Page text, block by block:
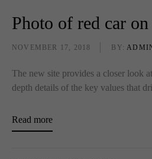
Photo of red car
NOVEMBER 17, 2018 BY:
The new site provides a closer look
depth details of the key values that
Read more